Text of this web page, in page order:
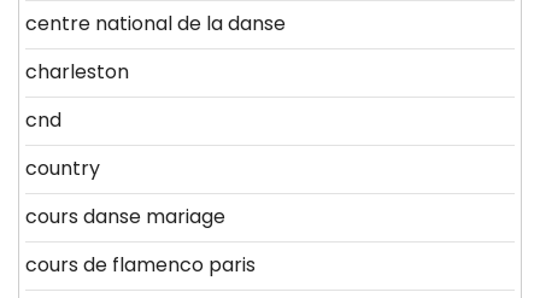
centre national de la danse
charleston
cnd
country
cours danse mariage
cours de flamenco paris